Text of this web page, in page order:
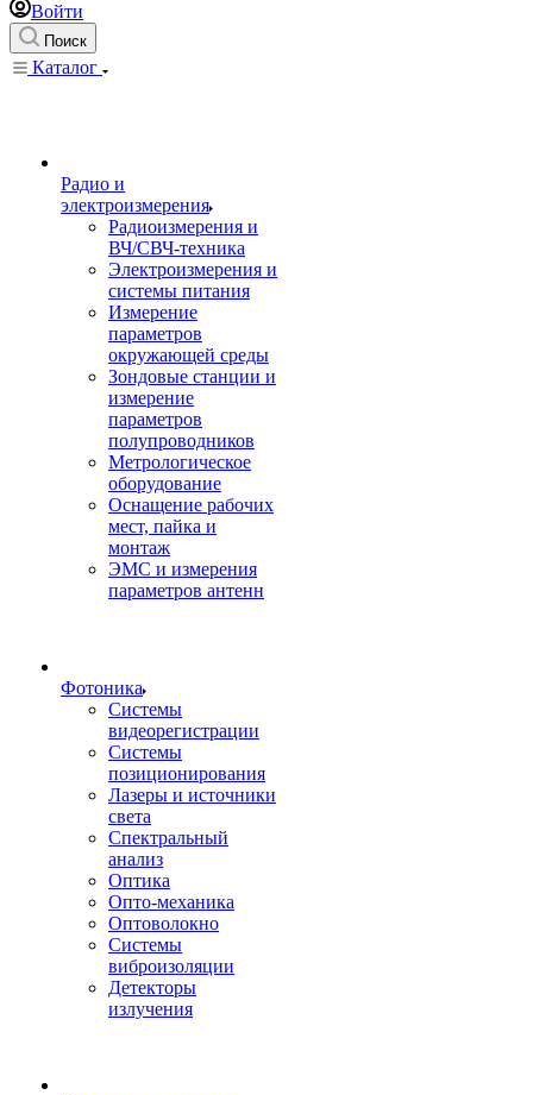
Войти
Поиск
Каталог
Радио и
электроизмерения
Радиоизмерения и
ВЧ/СВЧ-техника
Электроизмерения и
системы питания
Измерение
параметров
окружающей среды
Зондовые станции и
измерение
параметров
полупроводников
Метрологическое
оборудование
Оснащение рабочих
мест, пайка и
монтаж
ЭМС и измерения
параметров антенн
Фотоника
Cистемы
видеорегистрации
Системы
позиционирования
Лазеры и источники
света
Спектральный
анализ
Оптика
Опто-механика
Оптоволокно
Системы
виброизоляции
Детекторы
излучения